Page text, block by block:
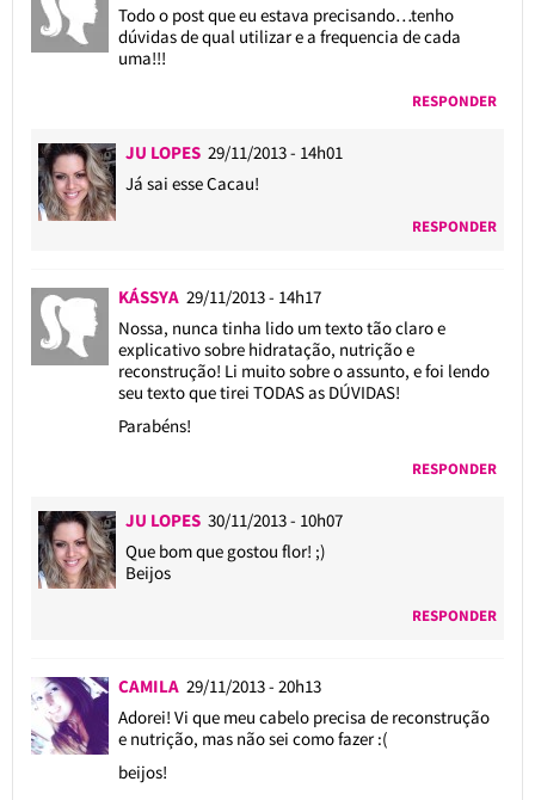
Todo o post que eu estava precisando…tenho
dúvidas de qual utilizar e a frequencia de cada
uma!!!
RESPONDER
JU LOPES 29/11/2013 - 14h01
Já sai esse Cacau!
RESPONDER
KÁSSYA 29/11/2013 - 14h17
Nossa, nunca tinha lido um texto tão claro e
explicativo sobre hidratação, nutrição e
reconstrução! Li muito sobre o assunto, e foi lendo
seu texto que tirei TODAS as DÚVIDAS!
Parabéns!
RESPONDER
JU LOPES 30/11/2013 - 10h07
Que bom que gostou flor! ;)
Beijos
RESPONDER
CAMILA 29/11/2013 - 20h13
Adorei! Vi que meu cabelo precisa de reconstrução
e nutrição, mas não sei como fazer :(
beijos!